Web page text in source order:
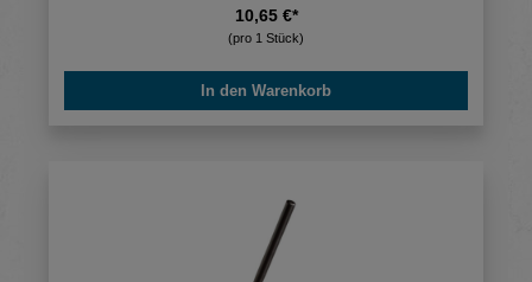
10,65 €*
(pro 1 Stück)
In den Warenkorb